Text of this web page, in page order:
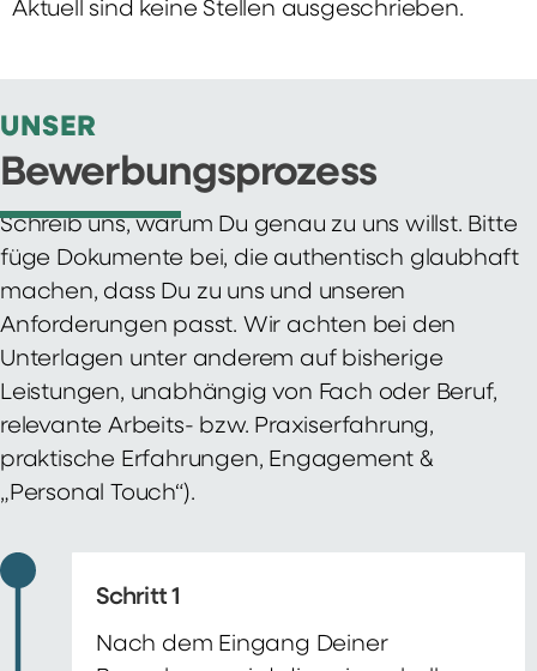
Aktuell sind keine Stellen ausgeschrieben.
UNSER
Bewerbungsprozess
Schreib uns, warum Du genau zu uns willst. Bitte
füge Dokumente bei, die authentisch glaubhaft
machen, dass Du zu uns und unseren
Anforderungen passt. Wir achten bei den
Unterlagen unter anderem auf bisherige
Leistungen, unabhängig von Fach oder Beruf,
relevante Arbeits- bzw. Praxiserfahrung,
praktische Erfahrungen, Engagement &
„Personal Touch“).
Schritt 1
Nach dem Eingang Deiner